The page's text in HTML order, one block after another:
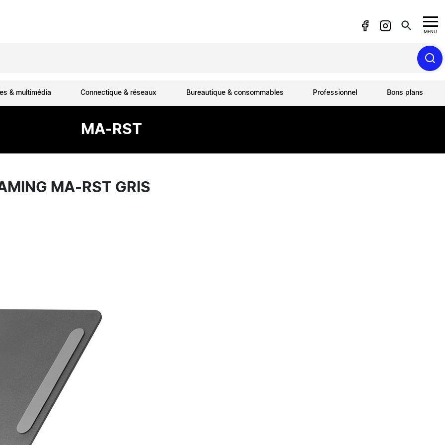
search MENU
& multimédia Connectique & réseaux Bureautique & consommables Professionnel Bons plans
MA-RST
MA-RST GRIS